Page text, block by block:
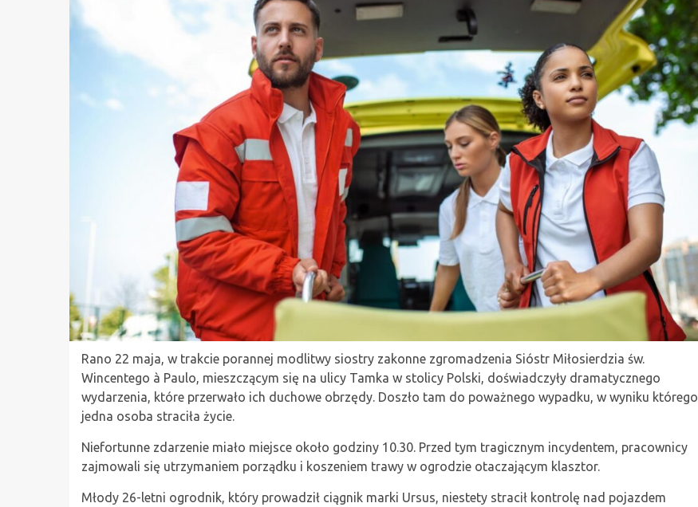
Rano 22 maja, w trakcie porannej modlitwy siostry zakonne zgromadzenia Sióstr Miłosierdzia św.
Wincentego à Paulo, mieszczącym się na ulicy Tamka w stolicy Polski, doświadczyły dramatycznego
wydarzenia, które przerwało ich duchowe obrzędy. Doszło tam do poważnego wypadku, w wyniku którego
jedna osoba straciła życie.
Niefortunne zdarzenie miało miejsce około godziny 10.30. Przed tym tragicznym incydentem, pracownicy
zajmowali się utrzymaniem porządku i koszeniem trawy w ogrodzie otaczającym klasztor.
Młody 26-letni ogrodnik, który prowadził ciągnik marki Ursus, niestety stracił kontrolę nad pojazdem